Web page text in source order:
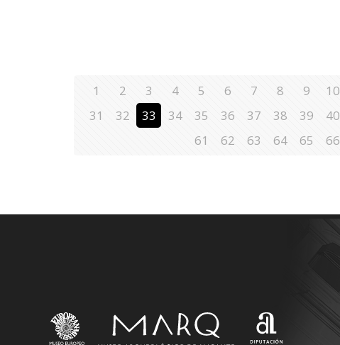
1 2 3 4 5 6 7 8 9 10
31
32 33 34 35 36 37 38 39 40
61
62 63 64 65 66